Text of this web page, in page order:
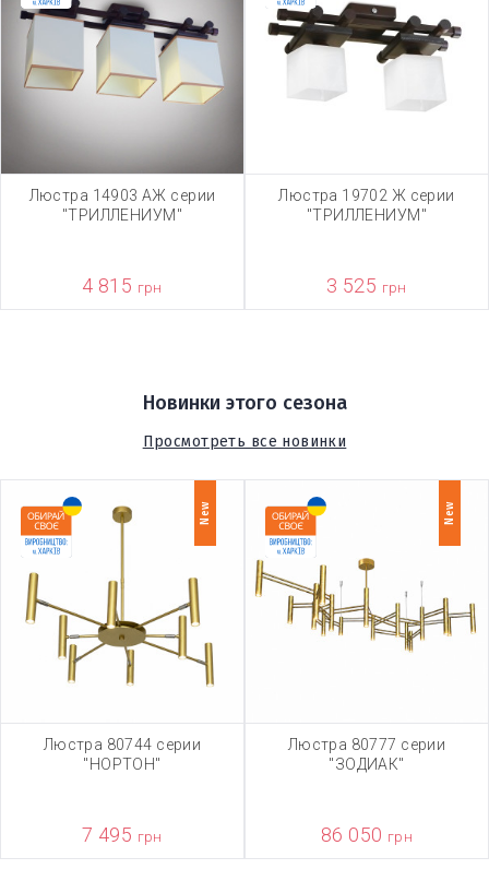
Люстра 14903 АЖ серии
"ТРИЛЛЕНИУМ"
4 815 грн
Люстра 19702 Ж серии
"ТРИЛЛЕНИУМ"
3 525 грн
Новинки этого сезона
Просмотреть все новинки
New
Люстра 80744 серии
"НОРТОН"
7 495 грн
New
Люстра 80777 серии
"ЗОДИАК"
86 050 грн